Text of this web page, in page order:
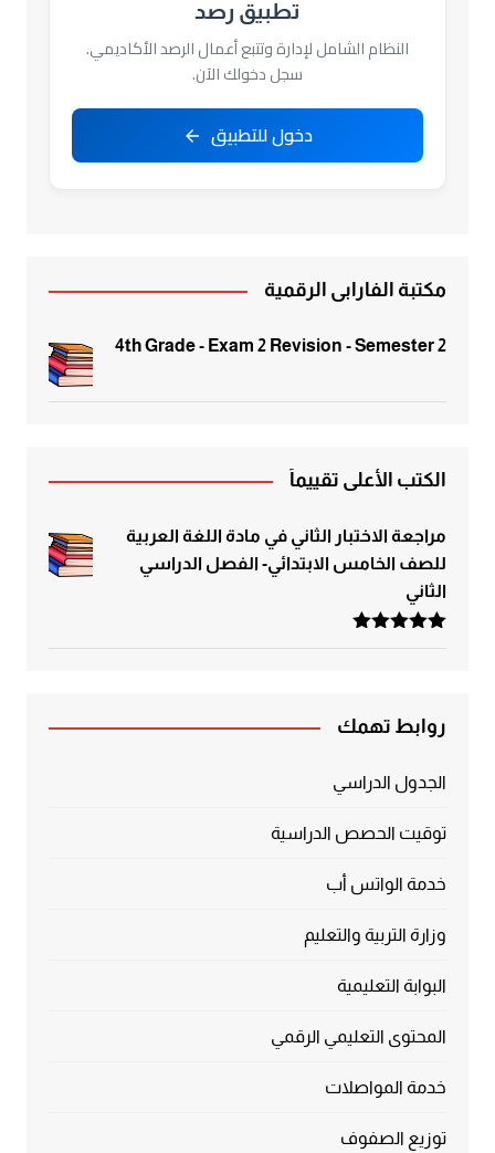
تطبيق رصد
النظام الشامل لإدارة وتتبع أعمال الرصد الأكاديمي.
سجل دخولك الآن.
دخول للتطبيق
مكتبة الفارابي الرقمية
4th Grade - Exam 2 Revision - Semester 2
الكتب الأعلى تقييماً
مراجعة الاختبار الثاني في مادة اللغة العربية
للصف الخامس الابتدائي- الفصل الدراسي
الثاني
تم التقييم
روابط تهمك
الجدول الدراسي
توقيت الحصص الدراسية
خدمة الواتس أب
وزارة التربية والتعليم
البوابة التعليمية
المحتوى التعليمي الرقمي
خدمة المواصلات
توزيع الصفوف